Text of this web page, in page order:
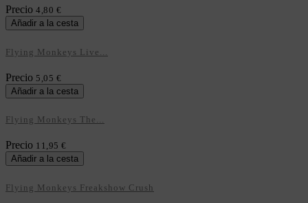
Precio 4,80 €
Añadir a la cesta
Flying Monkeys Live...
Precio 5,05 €
Añadir a la cesta
Flying Monkeys The...
Precio 11,95 €
Añadir a la cesta
Flying Monkeys Freakshow Crush